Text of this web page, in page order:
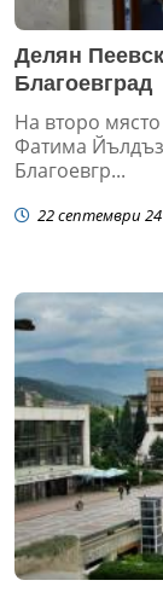
Делян
Благоевград
На второ място
Фатима
Благоевгр...
22 септември 24